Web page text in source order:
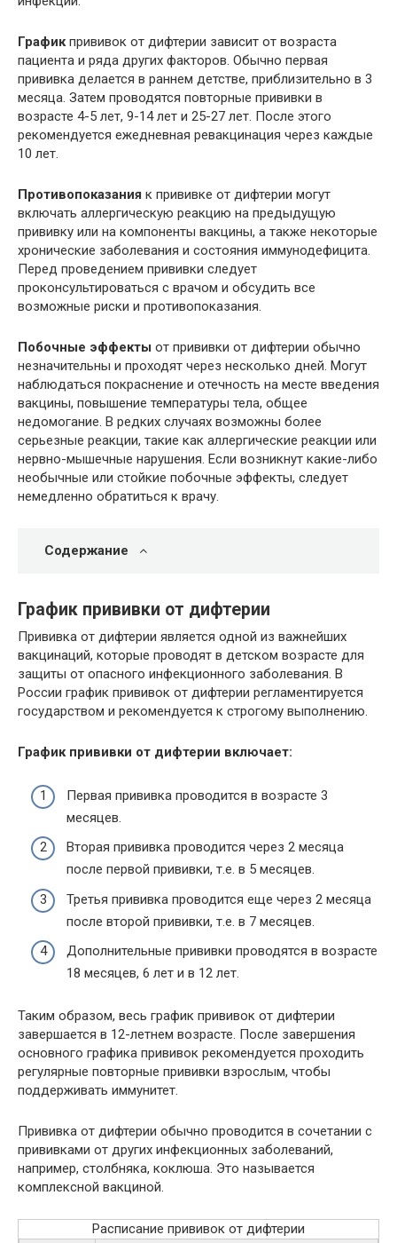
Графикпрививок от дифтерии зависит от возраста
пациента и ряда других факторов. Обычно первая
прививка делается в раннем детстве, приблизительно в 3
месяца. Затем проводятся повторные прививки в
возрасте 4-5 лет, 9-14 лет и 25-27 лет. После этого
рекомендуется ежедневная ревакцинация через каждые
10 лет.
Противопоказания к прививке от дифтерии могут
включать аллергическую реакцию на предыдущую
прививку или на компоненты вакцины, а также некоторые
хронические заболевания и состояния иммунодефицита.
Перед проведением прививки следует
проконсультироваться с врачом и обсудить все
возможные риски и противопоказания.
Побочные эффекты от прививки от дифтерии обычно
незначительны и проходят через несколько дней. Могут
наблюдаться покраснение и отечность на месте введения
вакцины, повышение температуры тела, общее
недомогание. В редких случаях возможны более
серьезные реакции, такие как аллергические реакции или
нервно-мышечные нарушения. Если возникнут какие-либо
необычные или стойкие побочные эффекты, следует
немедленно обратиться к врачу.
Содержание
График прививки от дифтерии
Прививка от дифтерии является одной из важнейших
вакцинаций, которые проводят в детском возрасте для
защиты от опасного инфекционного заболевания. В
России график прививок от дифтерии регламентируется
государством и рекомендуется к строгому выполнению.
График прививки от дифтерии включает:
Первая прививка проводится в возрасте 3
месяцев.
Вторая прививка проводится через 2 месяца
после первой прививки, т.е. в 5 месяцев.
Третья прививка проводится еще через 2 месяца
после второй прививки, т.е. в 7 месяцев.
Дополнительные прививки проводятся в возрасте
18 месяцев, 6 лет и в 12 лет.
Таким образом, весь график прививок от дифтерии
завершается в 12-летнем возрасте. После завершения
основного графика прививок рекомендуется проходить
регулярные повторные прививки взрослым, чтобы
поддерживать иммунитет.
Прививка от дифтерии обычно проводится в сочетании с
прививками от других инфекционных заболеваний,
например, столбняка, коклюша. Это называется
комплексной вакциной.
Расписание прививок от дифтерии